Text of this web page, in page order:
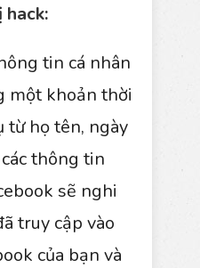
hack:
tin cá nhân
một khoản thời
từ họ tên, ngày
thông tin
sẽ nghi
truy cập vào
của bạn và